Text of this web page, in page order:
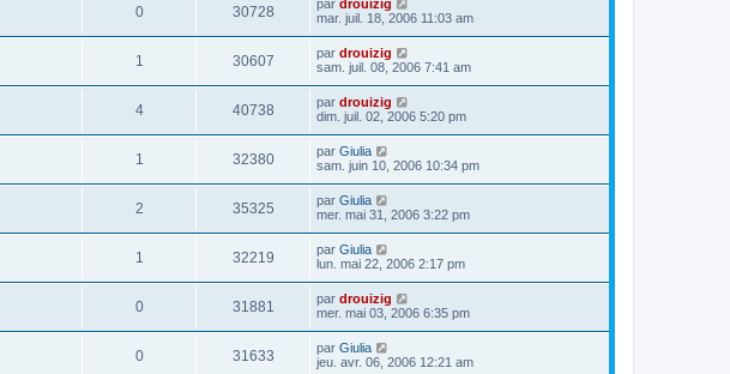
0 30728 par drouizig
mar. juil. 18, 2006 11:03 am
1 30607 par drouizig
sam. juil. 08, 2006 7:41 am
4 40738 par drouizig
dim. juil. 02, 2006 5:20 pm
1 32380 par Giulia
sam. juin 10, 2006 10:34 pm
2 35325 par Giulia
mer. mai 31, 2006 3:22 pm
1 32219 par Giulia
lun. mai 22, 2006 2:17 pm
0 31881 par drouizig
mer. mai 03, 2006 6:35 pm
0 31633 par Giulia
jeu. avr. 06, 2006 12:21 am